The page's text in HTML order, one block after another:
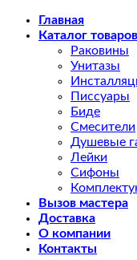
Skip
Главная
Каталог товаров
Раковины
Унитазы
Писсуары
Биде
Смесители
Душевые
Лейки
Сифоны
Вызов мастера
Доставка
О компании
Контакты